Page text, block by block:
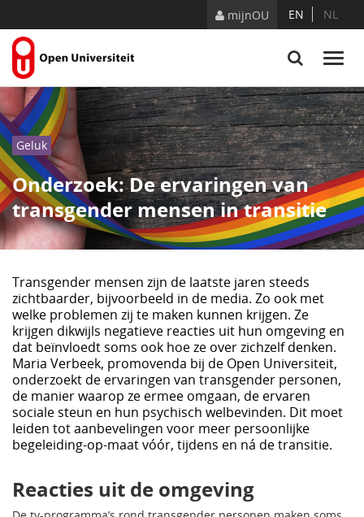
mijnOU EN NL
Geluk
Onderzoek: De ervaringen van
transgender mensen in transitie
Transgender mensen zijn de laatste jaren steeds
zichtbaarder, bijvoorbeeld in de media. Zo ook met
welke problemen zij te maken kunnen krijgen. Ze
krijgen dikwijls negatieve reacties uit hun omgeving en
dat beïnvloedt soms ook hoe ze over zichzelf denken.
Maria Verbeek, promovenda bij de Open Universiteit,
onderzoekt de ervaringen van transgender personen,
de manier waarop ze ermee omgaan, de ervaren
sociale steun en hun psychisch welbevinden. Dit moet
leiden tot aanbevelingen voor meer persoonlijke
begeleiding-op-maat vóór, tijdens en ná de transitie.
Reacties uit de omgeving